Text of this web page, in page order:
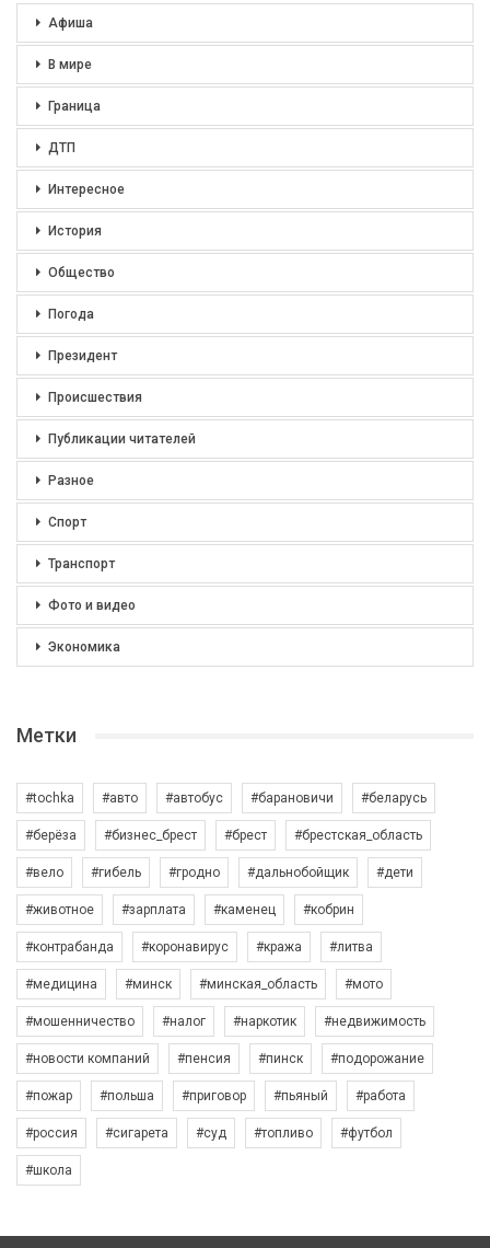
Афиша
В мире
Граница
ДТП
Интересное
История
Общество
Погода
Президент
Происшествия
Публикации читателей
Разное
Спорт
Транспорт
Фото и видео
Экономика
Метки
#tochka #авто #автобус #барановичи #беларусь
#берёза #бизнес_брест #брест #брестская_область
#вело #гибель #гродно #дальнобойщик #дети
#животное #зарплата #каменец #кобрин
#контрабанда #коронавирус #кража #литва
#медицина #минск #минская_область #мото
#мошенничество #налог #наркотик #недвижимость
#новости компаний #пенсия #пинск #подорожание
#пожар #польша #приговор #пьяный #работа
#россия #сигарета #суд #топливо #футбол
#школа